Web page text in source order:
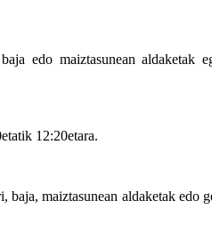
edo maiztasunean aldaketak
12:20etara.
maiztasunean aldaketak edo